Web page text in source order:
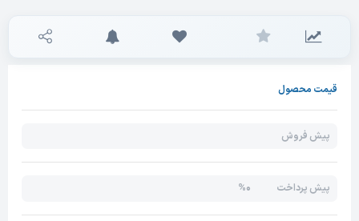
قیمت محصول
پیش فروش
پیش پرداخت 0%